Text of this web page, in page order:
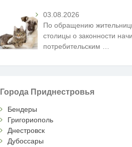
03.08.2026
По обращению
столицы о законности
потребительским
Города Приднестровья
Бендеры
Григориополь
Днестровск
Дубоссары